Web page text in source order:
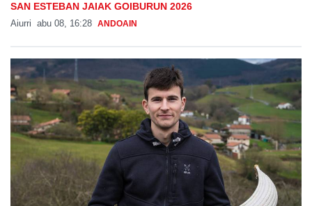
SAN ESTEBAN JAIAK GOIBURUN 2026
Aiurri abu 08, 16:28 ANDOAIN